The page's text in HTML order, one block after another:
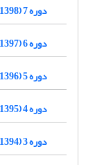
دوره 7 (1398)
دوره 6 (1397)
دوره 5 (1396)
دوره 4 (1395)
دوره 3 (1394)